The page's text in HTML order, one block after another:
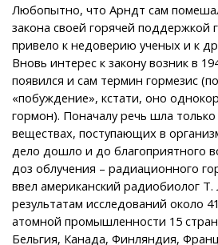
Любопытно, что Арндт сам
закона своей горячей поддержкой
привело к недоверию ученых и к
Вновь интерес к закону возник в
появился и сам термин гормезис
«побуждение», кстати, оно
гормон). Поначалу речь шла
веществах, поступающих в
дело дошло и до благоприятного
доз облучения – радиационного
ввел американский радиобиолог
результатам исследований около
атомной промышленности 15
Бельгия, Канада, Финляндия,